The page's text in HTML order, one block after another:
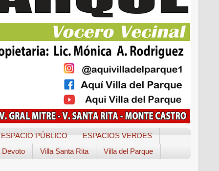
ESPACIO PÚBLICO
ESPACIOS VERDES
Devoto
Villa Santa Rita Villa del Parque